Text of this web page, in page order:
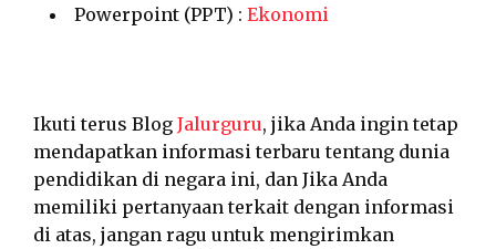
Powerpoint (PPT) : Ekonomi
Ikuti terus Blog Jalurguru, jika Anda ingin tetap
mendapatkan informasi terbaru tentang dunia
pendidikan di negara ini, dan Jika Anda
memiliki pertanyaan terkait dengan informasi
di atas, jangan ragu untuk mengirimkan